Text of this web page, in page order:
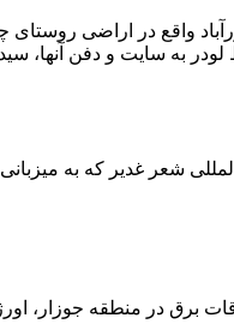
واقع در اراضی
شعر غدیر که به
برق در منطقه